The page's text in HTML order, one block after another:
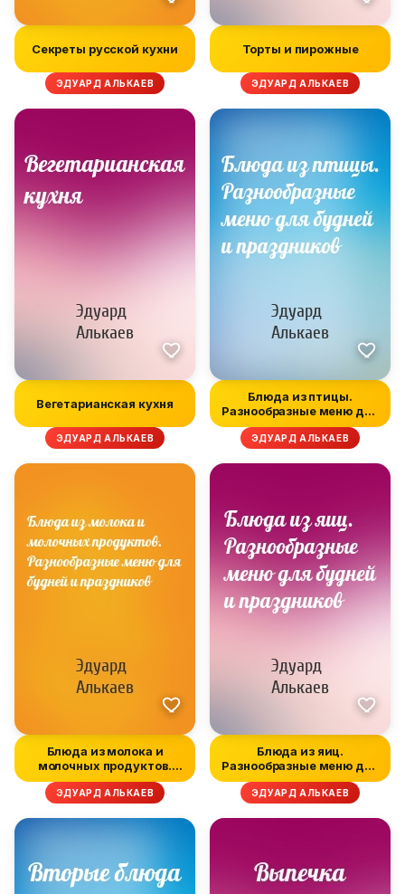
Секреты русской кухни
ЭДУАРД АЛЬКАЕВ
Торты и пирожные
ЭДУАРД АЛЬКАЕВ
Вегетарианская кухня
ЭДУАРД АЛЬКАЕВ
Блюда из птицы.
Разнообразные меню для
будней и пр...
ЭДУАРД АЛЬКАЕВ
Блюда из молока и
молочных продуктов.
Разнообразны...
ЭДУАРД АЛЬКАЕВ
Блюда из яиц.
Разнообразные меню для
будней и праз...
ЭДУАРД АЛЬКАЕВ